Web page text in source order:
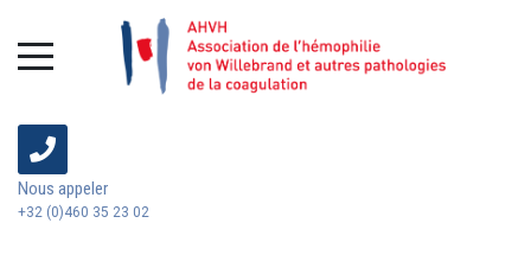
Nous appeler
+32 (0)460 35 23 02